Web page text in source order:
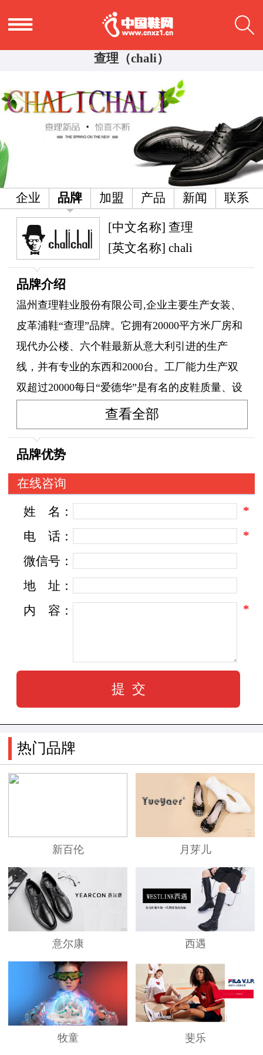
查理（chali）
企业 品牌 加盟 产品 新闻 联系
[中文名称] 查理
[英文名称] chali
品牌介绍
温州查理鞋业股份有限公司,企业主要生产女装、
皮革浦鞋“查理”品牌。它拥有20000平方米厂房和
现代办公楼、六个鞋最新从意大利引进的生产
线，并有专业的东西和2000台。工厂能力生产双
双超过20000每日“爱德华”是有名的皮鞋质量、设
计、舒适、欢迎欧美、中东、非洲等。 温州查理
鞋业股份有限公司，欢迎所有国内和海外探视和
发展业务合作。
查看全部
品牌优势
在线咨询
姓
名：
*
电
话：
*
微信号：
地
址：
内
容： *
热门品牌
新百伦 月芽儿
意尔康 西遇
牧童 斐乐